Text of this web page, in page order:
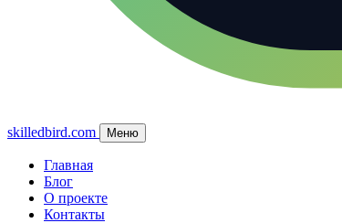
skilledbird.com Меню
Главная
Блог
О проекте
Контакты